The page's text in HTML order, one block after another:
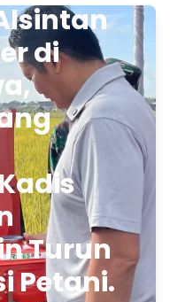
di
Turun
Petani.